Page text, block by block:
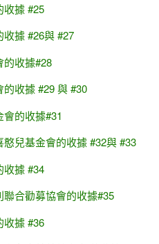
收據 #25
據 #26與 #27
的收據#28
收據 #29 與 #30
的收據#31
兒基金會的收據 #32與 #33
收據 #34
合勸募協會的收據#35
收據 #36